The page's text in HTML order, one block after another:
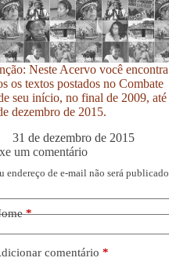
Neste Acervo você encontra
os textos postados no Combate
seu início, no final de 2009, até
dezembro de 2015.
31 de dezembro de 2015
um comentário
endereço de e-mail não será publicado.
*
comentário *